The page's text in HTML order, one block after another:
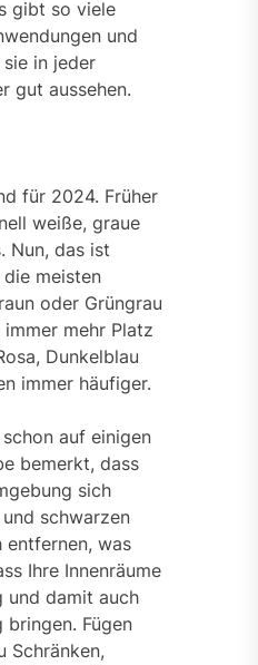
gibt so viele
und
in jeder
gut aussehen.
für 2024. Früher
weiße, graue
Nun, das ist
meisten
oder Grüngrau
mehr Platz
Dunkelblau
immer häufiger.
auf einigen
bemerkt, dass
sich
schwarzen
entfernen, was
Ihre Innenräume
und damit auch
bringen. Fügen
Schränken,